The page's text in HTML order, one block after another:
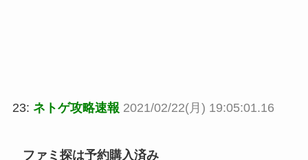
23: ネトゲ攻略速報 2021/02/22(月) 19:05:01.16
ファミ探は予約購入済み